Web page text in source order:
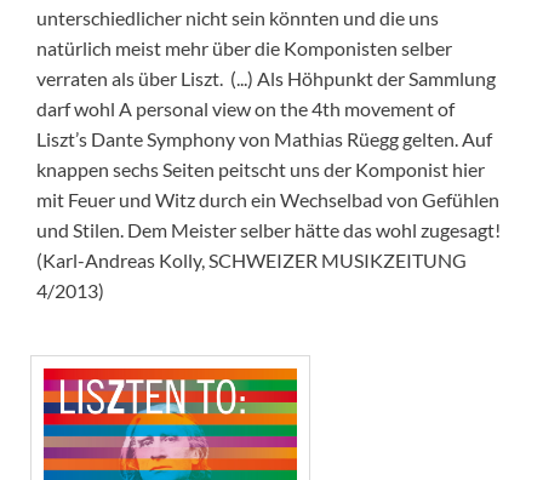
unterschiedlicher nicht sein könnten und die uns
natürlich meist mehr über die Komponisten selber
verraten als über Liszt. (...) Als Höhpunkt der Sammlung
darf wohl A personal view on the 4th movement of
Liszt’s Dante Symphony von Mathias Rüegg gelten. Auf
knappen sechs Seiten peitscht uns der Komponist hier
mit Feuer und Witz durch ein Wechselbad von Gefühlen
und Stilen. Dem Meister selber hätte das wohl zugesagt!
(Karl-Andreas Kolly, SCHWEIZER MUSIKZEITUNG
4/2013)